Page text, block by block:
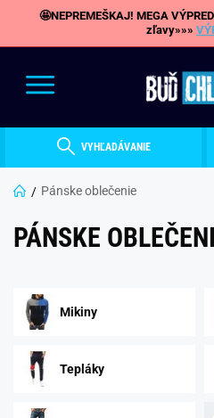
🤩NEPREMEŠKAJ! MEGA
zľavy»»»
VYHĽADÁVANIE
Pánske oblečenie
PÁNSKE
Mikiny
Tepláky